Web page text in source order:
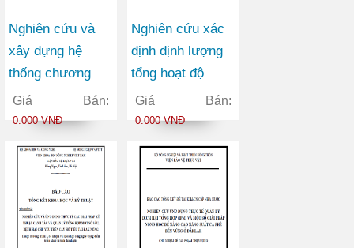
Nghiên cứu và
xây dựng hệ
thống chương
trình tiếp dân
điện tử phục vụ
quan đến công
mại trên Website
của Bộ Công
Giá Bán:
0.000 VNĐ
Nghiên cứu xác
định định lượng
tổng hoạt độ
anpha trong môi
trường không
phục vụ điều tra
trường
Giá Bán:
0.000 VNĐ